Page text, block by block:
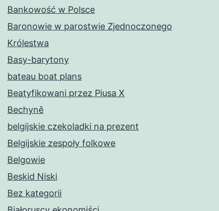
Bankowość w Polsce
Baronowie w parostwie Zjednoczonego
Królestwa
Basy-barytony
bateau boat plans
Beatyfikowani przez Piusa X
Bechyně
belgijskie czekoladki na prezent
Belgijskie zespoły folkowe
Belgowie
Beskid Niski
Bez kategorii